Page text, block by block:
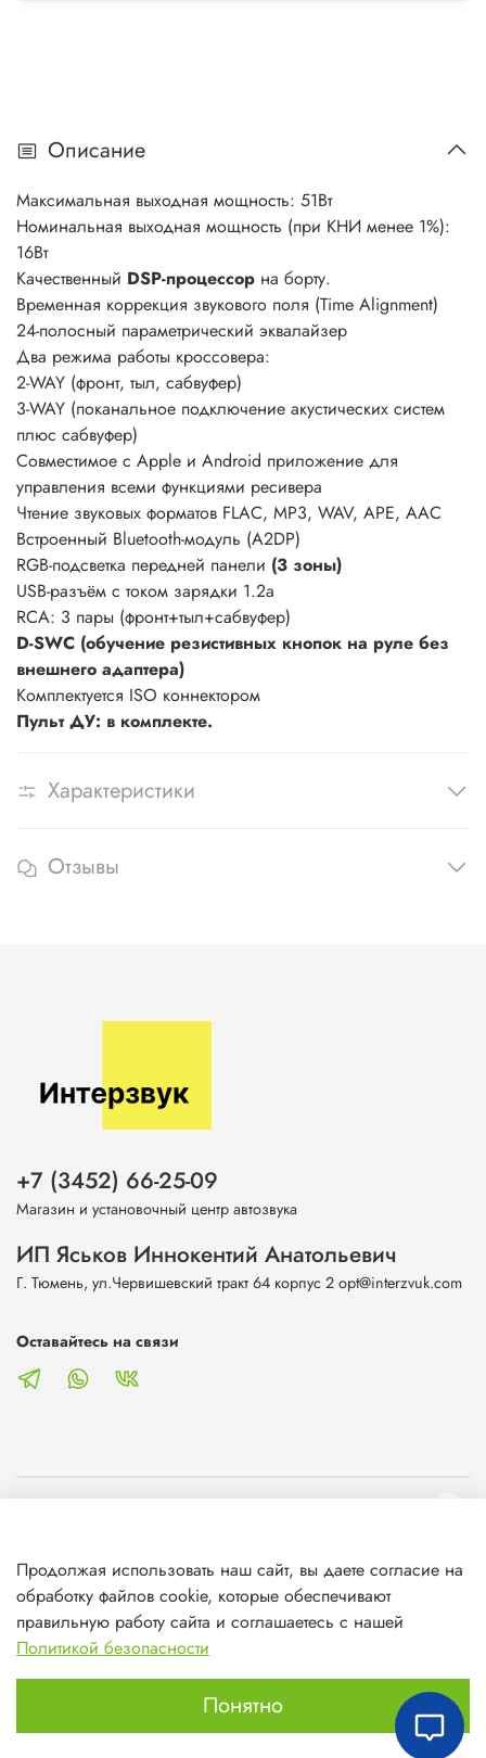
Описание
Максимальная выходная мощность: 51Вт
Номинальная выходная мощность (при КНИ менее 1%):
16Вт
Качественный DSP-процессор на борту.
Временная коррекция звукового поля (Time Alignment)
24-полосный параметрический эквалайзер
Два режима работы кроссовера:
2-WAY (фронт, тыл, сабвуфер)
3-WAY (поканальное подключение акустических систем
плюс сабвуфер)
Совместимое с Apple и Android приложение для
управления всеми функциями ресивера
Чтение звуковых форматов FLAC, MP3, WAV, APE, AAC
Встроенный Bluetooth-модуль (A2DP)
RGB-подсветка передней панели (3 зоны)
USB-разъём с током зарядки 1.2а
RCA: 3 пары (фронт+тыл+сабвуфер)
D-SWC (обучение резистивных кнопок на руле без
внешнего адаптера)
Комплектуется ISO коннектором
Пульт ДУ: в комплекте.
Характеристики
Отзывы
Клиентам
Информация
+7 (3452) 66-25-09
Магазин и установочный центр автозвука
ИП Яськов Иннокентий Анатольевич
Г. Тюмень, ул.Червишевский тракт 64 корпус 2 opt@interzvuk.com
Оставайтесь на связи
Продолжая использовать наш сайт, вы даете согласие на
обработку файлов cookie, которые обеспечивают
правильную работу сайта и соглашаетесь с нашей
Политикой безопасности
Понятно